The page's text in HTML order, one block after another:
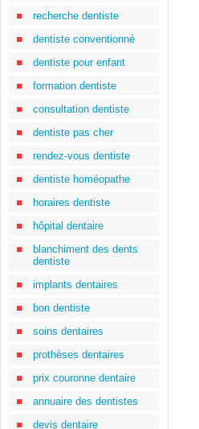
recherche dentiste
dentiste conventionné
dentiste pour enfant
formation dentiste
consultation dentiste
dentiste pas cher
rendez-vous dentiste
dentiste homéopathe
horaires dentiste
hôpital dentaire
blanchiment des dents
dentiste
implants dentaires
bon dentiste
soins dentaires
prothèses dentaires
prix couronne dentaire
annuaire des dentistes
devis dentaire